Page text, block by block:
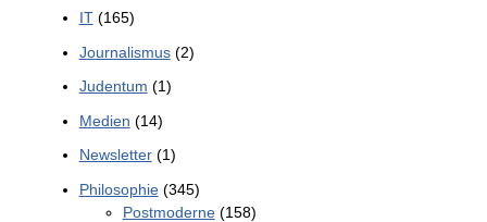
IT(165)
Journalismus(2)
Judentum (1)
Medien (14)
Newsletter(1)
Philosophie(345)
Postmoderne(158)